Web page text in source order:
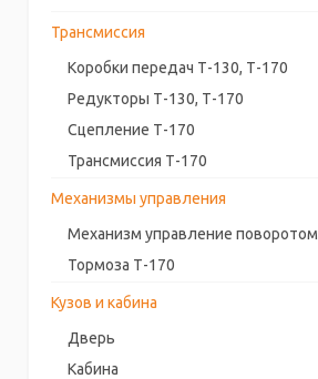
Трансмиссия
Коробки передач Т-130, Т-170
Редукторы Т-130, Т-170
Сцепление Т-170
Трансмиссия Т-170
Механизмы управления
Механизм управление поворотом
Тормоза Т-170
Кузов и кабина
Дверь
Кабина